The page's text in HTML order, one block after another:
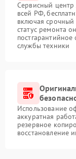
Сервисный центр
всей РФ,
включая срочный
статус ремонта
службы техники
Использование
аккуратная
резервное
восстановление